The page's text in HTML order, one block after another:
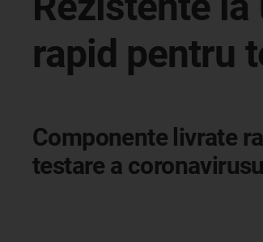
rapid pentru
Componente livrate
testare a